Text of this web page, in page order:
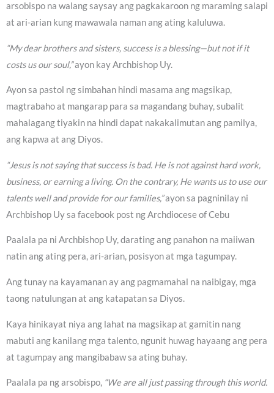
arsobispo na walang saysay ang pagkakaroon ng maraming salapi
at ari-arian kung mawawala naman ang ating kaluluwa.
“My dear brothers and sisters, success is a blessing—but not if it
costs us our soul,”ayon kay Archbishop Uy.
Ayon sa pastol ng simbahan hindi masama ang magsikap,
magtrabaho at mangarap para sa magandang buhay, subalit
mahalagang tiyakin na hindi dapat nakakalimutan ang pamilya,
ang kapwa at ang Diyos.
“Jesus is not saying that success is bad. He is not against hard work,
business, or earning a living. On the contrary, He wants us to use our
talents well and provide for our families,”ayon sa pagninilay ni
Archbishop Uy sa facebook post ng Archdiocese of Cebu
Paalala pa ni Archbishop Uy, darating ang panahon na maiiwan
natin ang ating pera, ari-arian, posisyon at mga tagumpay.
Ang tunay na kayamanan ay ang pagmamahal na naibigay, mga
taong natulungan at ang katapatan sa Diyos.
Kaya hinikayat niya ang lahat na magsikap at gamitin nang
mabuti ang kanilang mga talento, ngunit huwag hayaang ang pera
at tagumpay ang mangibabaw sa ating buhay.
Paalala pa ng arsobispo, “We are all just passing through this world.